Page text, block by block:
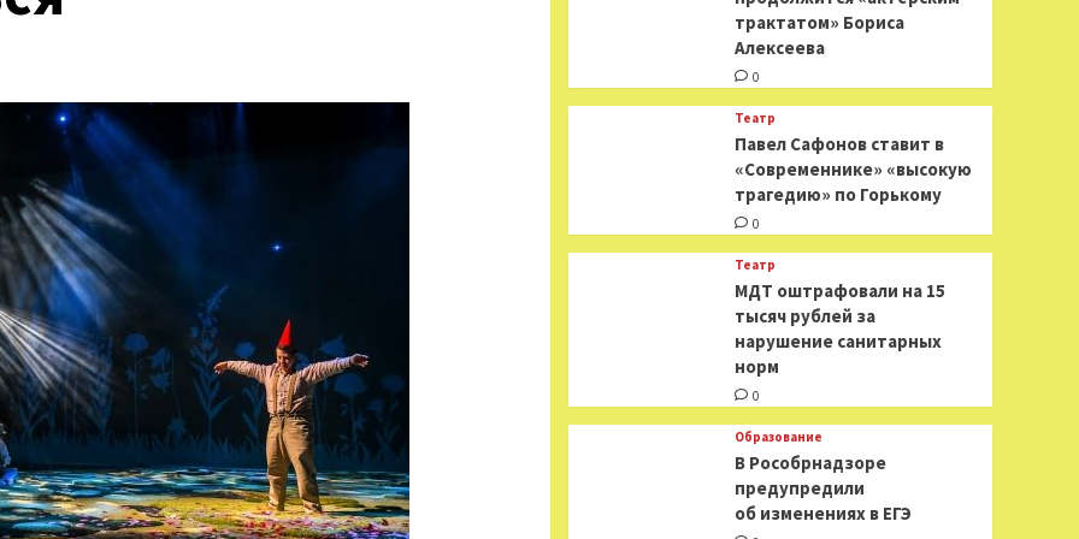
трактатом» Бориса
Алексеева
0
Театр
Павел Сафонов ставит в
«Современнике» «высокую
трагедию» по Горькому
0
Театр
МДТ оштрафовали на 15
тысяч рублей за
нарушение санитарных
норм
0
Образование
В Рособрнадзоре
предупредили
об изменениях в ЕГЭ